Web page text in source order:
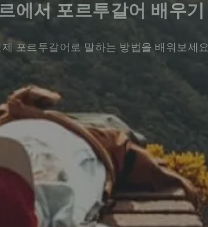
에서 포르투갈어 배우기
포르투갈어로 말하는 방법을 배워보세요